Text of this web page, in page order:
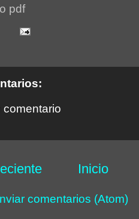
pdf
comentario
Inicio
comentarios (Atom)